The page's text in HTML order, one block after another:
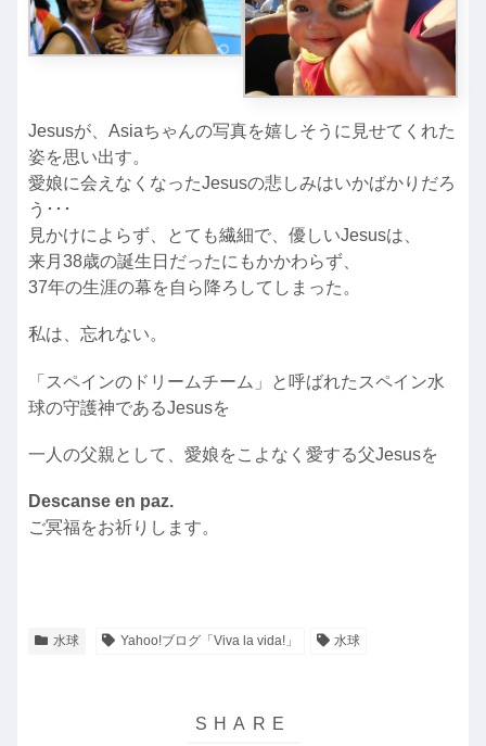
Jesusが、Asiaちゃんの写真を嬉しそうに見せてくれた
姿を思い出す。
愛娘に会えなくなったJesusの悲しみはいかばかりだろ
う･･･
見かけによらず、とても繊細で、優しいJesusは、
来月38歳の誕生日だったにもかかわらず、
37年の生涯の幕を自ら降ろしてしまった。
私は、忘れない。
「スペインのドリームチーム」と呼ばれたスペイン水
球の守護神であるJesusを
一人の父親として、愛娘をこよなく愛する父Jesusを
Descanse en paz.
ご冥福をお祈りします。
水球 Yahoo!ブログ「Viva la vida!」 水球